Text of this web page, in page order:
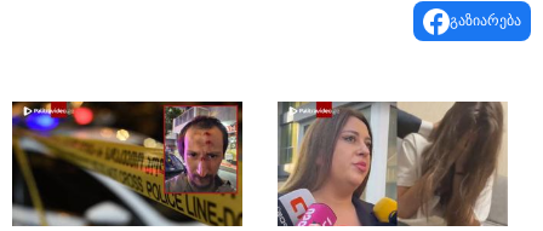
გაზიარება